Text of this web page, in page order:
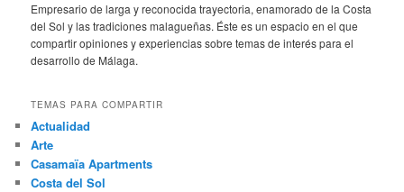
Empresario de larga y reconocida trayectoria, enamorado de la Costa
del Sol y las tradiciones malagueñas. Éste es un espacio en el que
compartir opiniones y experiencias sobre temas de interés para el
desarrollo de Málaga.
TEMAS PARA COMPARTIR
Actualidad
Arte
Casamaïa Apartments
Costa del Sol